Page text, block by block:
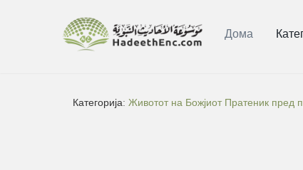
Дома
Категорија:Животот на Божјиот Пратеник пред